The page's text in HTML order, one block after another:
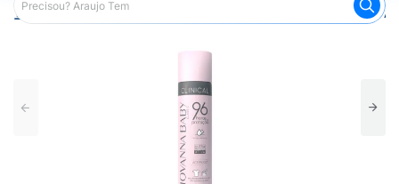
Araujo Higiene Pessoal Desodorante